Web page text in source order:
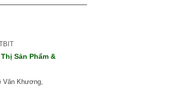
Sản Phẩm &
Văn Khương,